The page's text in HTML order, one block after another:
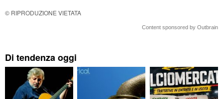
© RIPRODUZIONE VIETATA
Content sponsored by Outbrain
Di tendenza oggi